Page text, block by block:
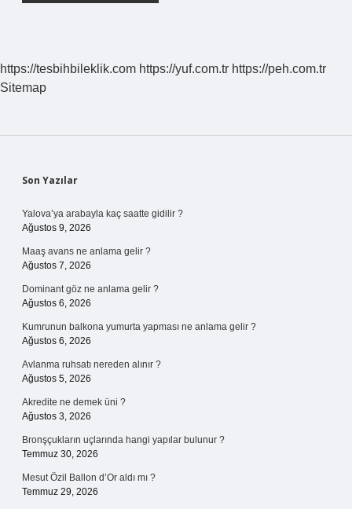
https://tesbihbileklik.com https://yuf.com.tr https://peh.com.tr
Sitemap
Sidebar
Son Yazılar
Yalova’ya arabayla kaç saatte gidilir ?
Ağustos 9, 2026
Maaş avans ne anlama gelir ?
Ağustos 7, 2026
Dominant göz ne anlama gelir ?
Ağustos 6, 2026
Kumrunun balkona yumurta yapması ne anlama gelir ?
Ağustos 6, 2026
Avlanma ruhsatı nereden alınır ?
Ağustos 5, 2026
Akredite ne demek üni ?
Ağustos 3, 2026
Bronşçukların uçlarında hangi yapılar bulunur ?
Temmuz 30, 2026
Mesut Özil Ballon d’Or aldı mı ?
Temmuz 29, 2026